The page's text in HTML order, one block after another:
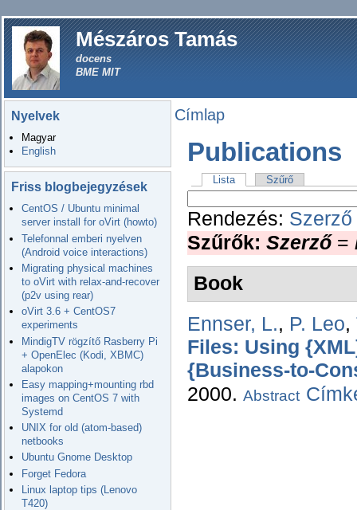
Mészáros Tamás
docens
BME MIT
Nyelvek
Magyar
English
Friss blogbejegyzések
CentOS / Ubuntu minimal
server install for oVirt (howto)
Telefonnal emberi nyelven
(Android voice interactions)
Migrating physical machines
to oVirt with relax-and-recover
(p2v using rear)
oVirt 3.6 + CentOS7
experiments
MindigTV rögzítő Rasberry Pi
+ OpenElec (Kodi, XBMC)
alapokon
Easy mapping+mounting rbd
images on CentOS 7 with
Systemd
UNIX for old (atom-based)
netbooks
Ubuntu Gnome Desktop
Forget Fedora
Linux laptop tips (Lenovo
T420)
Címlap
Publications
Lista Szűrő
Rendezés: Szerző
Szűrők: Szerző =
Book
Ennser, L., P. Leo,
Files: Using
{Business-to-
2000. Abstract